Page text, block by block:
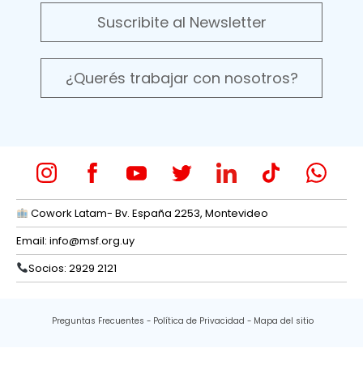
Suscribite al Newsletter
¿Querés trabajar con nosotros?
Cowork Latam- Bv. España 2253, Montevideo
Email: info@msf.org.uy
Socios: 2929 2121
Preguntas Frecuentes Política de Privacidad Mapa del sitio